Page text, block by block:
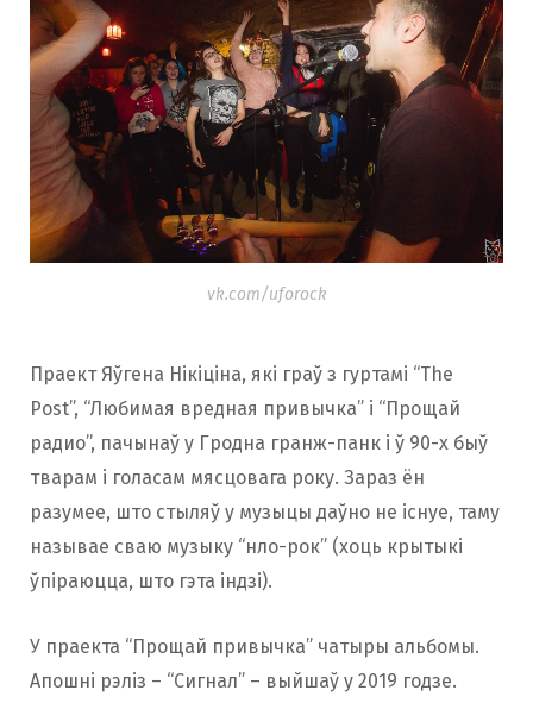
vk.com/uforock
Праект Яўгена Нікіціна, які граў з гуртамі “The
Post”, “Любимая вредная привычка” і “Прощай
радио”, пачынаў у Гродна гранж-панк і ў 90-х быў
тварам і голасам мясцовага року. Зараз ён
разумее, што стыляў у музыцы даўно не існуе, таму
называе сваю музыку “нло-рок” (хоць крытыкі
ўпіраюцца, што гэта індзі).
У праекта “Прощай привычка” чатыры альбомы.
Апошні рэліз – “Сигнал” – выйшаў у 2019 годзе.